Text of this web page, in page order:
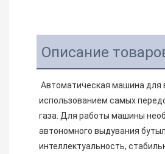
Описание
Автоматическая машина для
использованием самых
газа. Для работы машины
автономного выдувания
интеллектуальность,